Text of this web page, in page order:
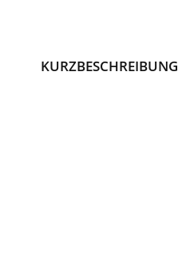
KURZBESCHREIBUNG